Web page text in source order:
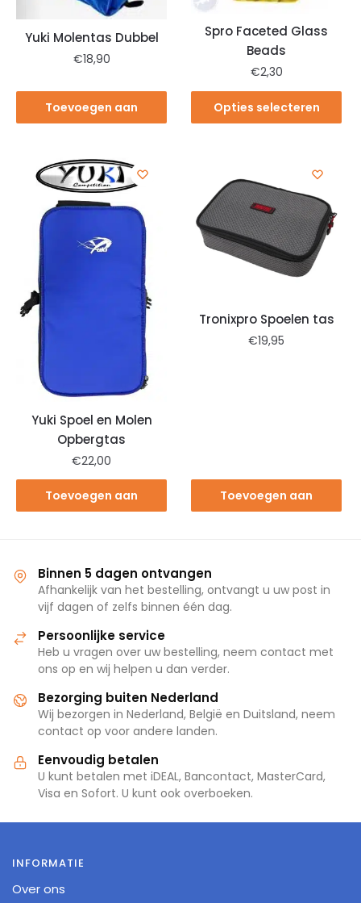
Yuki Molentas Dubbel
€18,90
Toevoegen aan
Spro Faceted Glass
Beads
€2,30
Opties selecteren
Yuki Spoel en Molen
Opbergtas
€22,00
Toevoegen aan
Tronixpro Spoelen tas
€19,95
Toevoegen aan
Binnen 5 dagen ontvangen
Afhankelijk van het bestelling, ontvangt u uw post in
vijf dagen of zelfs binnen één dag.
Persoonlijke service
Heb u vragen over uw bestelling, neem contact met
ons op en wij helpen u dan verder.
Bezorging buiten Nederland
Wij bezorgen in Nederland, België en Duitsland, neem
contact op voor andere landen.
Eenvoudig betalen
U kunt betalen met iDEAL, Bancontact, MasterCard,
Visa en Sofort. U kunt ook overboeken.
INFORMATIE
Over ons